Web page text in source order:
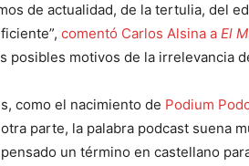
de actualidad, de la tertulia, del
comentó Carlos Alsina a El
posibles motivos de la irrelevancia
como el nacimiento de Podium
parte, la palabra podcast suena
un término en castellano